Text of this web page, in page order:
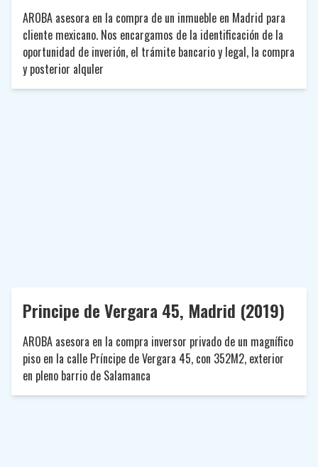
AROBA asesora en la compra de un inmueble en Madrid para
cliente mexicano. Nos encargamos de la identificación de la
oportunidad de inverión, el trámite bancario y legal, la compra
y posterior alquler
Principe de Vergara 45, Madrid (2019)
AROBA asesora en la compra inversor privado de un magnífico
piso en la calle Príncipe de Vergara 45, con 352M2, exterior
en pleno barrio de Salamanca